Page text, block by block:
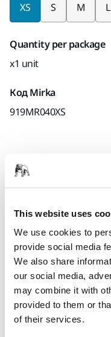
This website uses
We use cookies to
provide social media
We also share
our social media,
may combine it with
provided to them or
of their services.
XS S M L
Quantity per package
x1 unit
Код Mirka
919MR040XS
Grey Mirka womens
front.
Material: 52%
inside.